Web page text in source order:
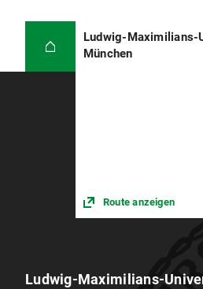
über das
Masterstudiengang
Ludwig-Maximilians-
München
Route anzeigen
Ludwig-Maximilians-